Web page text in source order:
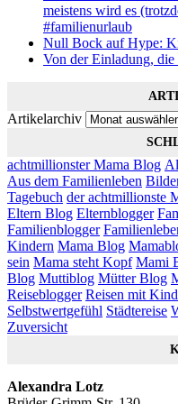
meistens wird es
#familienurlaub
Null Bock auf Hype:
Von der Einladung, die
Artikelarchiv
achtmillionster Mama Blog
Aus dem Familienleben
Tagebuch der achtmillionste
Eltern Blog Elternblogger
Familienblogger
Kindern Mama Blog
sein Mama steht Kopf Mami
Blog Muttiblog Mütter Blog
Reiseblogger Reisen mit
Selbstwertgefühl Städtereise
Zuversicht
Alexandra Lotz